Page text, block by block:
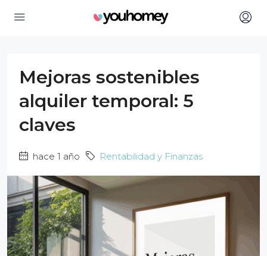
Mejoras sostenibles
alquiler temporal: 5
claves
hace 1 año Rentabilidad y Finanzas